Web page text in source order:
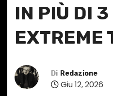
IN PIÙ DI
EXTREME
Di Redazione
Giu 12, 2026